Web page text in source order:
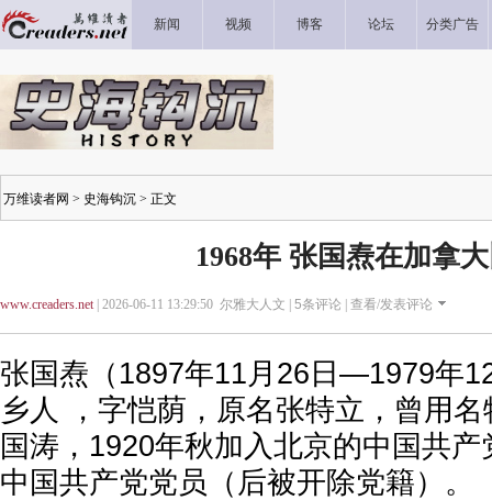
新闻 视频 博客 论坛 分类广告
万维读者网 > 史海钩沉 > 正文
1968年 张国焘在加拿
www.creaders.net| 2026-06-11 13:29:50 尔雅大人文 | 5条评论 | 查看/发表评论
张国焘（1897年11月26日—1979年
乡人 ，字恺荫，原名张特立，曾用
国涛，1920年秋加入北京的中国共
中国共产党党员（后被开除党籍）。